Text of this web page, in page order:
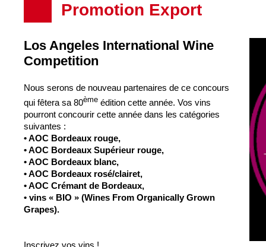
Promotion Export
Los Angeles International Wine
Competition
Nous serons de nouveau partenaires de ce concours
qui fêtera sa 80ème édition cette année. Vos vins
pourront concourir cette année dans les catégories
suivantes :
• AOC Bordeaux rouge,
• AOC Bordeaux Supérieur rouge,
• AOC Bordeaux blanc,
• AOC Bordeaux rosé/clairet,
• AOC Crémant de Bordeaux,
• vins « BIO » (Wines From Organically Grown
Grapes).
Inscrivez vos vins !